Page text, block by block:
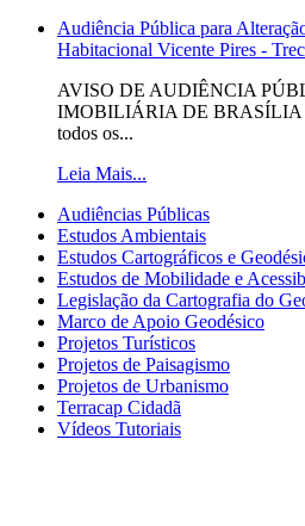
Audiência Pública para
Habitacional Vicente Pires -
AVISO DE AUDIÊNCIA
IMOBILIÁRIA DE BRASÍLIA
todos os...
Leia Mais...
Audiências Públicas
Estudos Ambientais
Estudos Cartográficos e
Estudos de Mobilidade e
Legislação da Cartografia do
Marco de Apoio Geodésico
Projetos Turísticos
Projetos de Paisagismo
Projetos de Urbanismo
Terracap Cidadã
Vídeos Tutoriais